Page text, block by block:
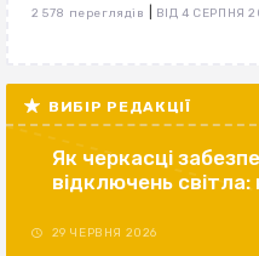
2 578 переглядів ВІД 4 СЕРПНЯ
ВИБІР РЕДАКЦІЇ
Як черкасці
відключень світла:
29 ЧЕРВНЯ 2026